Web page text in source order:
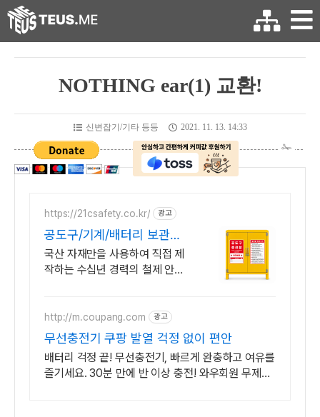
NOTHING ear(1) 교환!
신변잡기/기타 등등 2021. 11. 13. 14:33
https://21csafety.co.kr/ 광고
공도구/기계/배터리 보관함
(주)21세기안전산업
국산 자재만을 사용하여 직접 제
작하는 수십년 경력의 철제 안전
작 모두 가능!
http://m.coupang.com 광고
무선충전기 쿠팡 발열 걱정 없이 편안
배터리 걱정 끝! 무선충전기, 빠르게 완충하고 여유를
즐기세요. 30분 만에 반 이상 충전! 와우회원 무제한